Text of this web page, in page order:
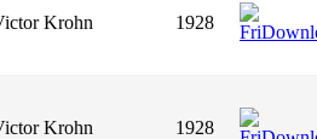
Krohn 1928
Krohn 1928